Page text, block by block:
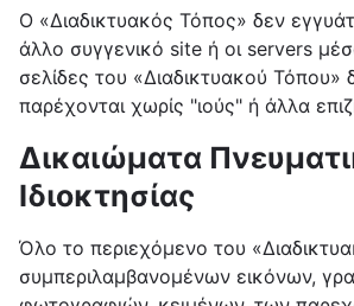
Ο «Διαδικτυακός Τόπος» δεν
άλλο συγγενικό site ή οι servers
σελίδες του «Διαδικτυακού Τόπου»
παρέχονται χωρίς "ιούς" ή άλλα
Δικαιώματα
Ιδιοκτησίας
Όλο το περιεχόμενο του
συμπεριλαμβανομένων εικόνων,